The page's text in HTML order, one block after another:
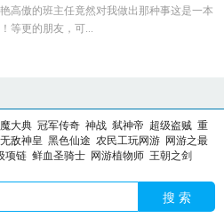
高傲的班主任竟然对我做出那种事这是一本
等更的朋友，可...
大典 冠军传奇 神战 弑神帝 超级盗贼 重
无敌神皇 黑色仙途 农民工玩网游 网游之最
项链 鲜血圣骑士 网游植物师 王朝之剑
搜 索